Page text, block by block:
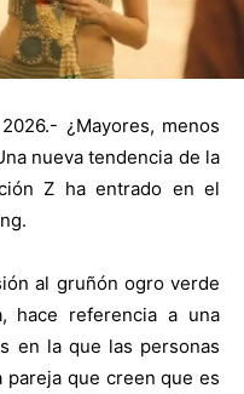
¿Mayores, menos
nueva tendencia de la
Z ha entrado en el
al gruñón ogro verde
hace referencia a una
en la que las personas
que creen que es